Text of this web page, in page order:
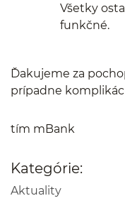
Všetky
funkčné.
Ďakujeme za
prípadne
tím mBank
Kategórie:
Aktuality